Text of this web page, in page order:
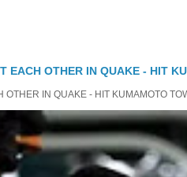
EACH OTHER IN QUAKE - HIT
OTHER IN QUAKE - HIT KUMAMOTO